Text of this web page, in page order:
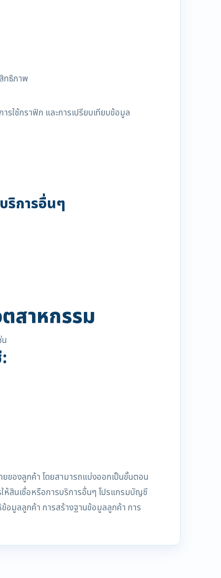
ทธิภาพ
รใช้กราฟิก และการเปรียบเทียบข้อมูล
ริการอื่นๆ
สาหกรรม
ของลูกค้า โดยสามารถแบ่งออกเป็นขั้นตอน
ห้สินเชื่อหรือการบริการอื่นๆ โปรแกรมบัญชี
อมูลลูกค้า การสร้างฐานข้อมูลลูกค้า การ